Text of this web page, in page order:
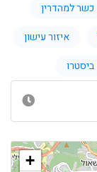
כשר למהדרין
איזור עישון
ביסטרו
+